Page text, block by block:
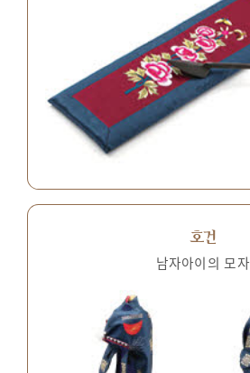
호건
남자아이의 모자